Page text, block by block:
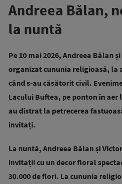
Andreea Bălan,
la nuntă
Pe 10 mai 2026, Andreea Bălan
organizat cununia religioasă, la
când s-au căsătorit civil.
Lacului Buftea, pe ponton în aer
au distrat la petrecerea
invitați.
La nuntă, Andreea Bălan și
invitații cu un decor floral
30.000 de flori. La cununia